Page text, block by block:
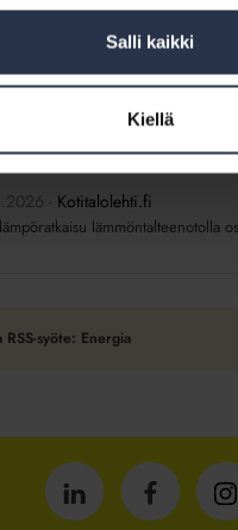
Salli kaikki
Kiellä
Kotitalolehti.fi
Solaris on yli puolet vuodesta
taloyhtiö
Kotitalolehti.fi
taloyhtiöönne kaukolämpö?
Kotitalolehti.fi
lämmöntalteenotolla
RSS-syöte: Energia
IsännöintiliittoIsännöintiliitto